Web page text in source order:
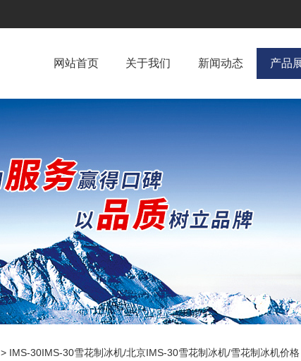
网站首页 关于我们 新闻动态 产品
> IMS-30IMS-30雪花制冰机/北京IMS-30雪花制冰机/雪花制冰机价格